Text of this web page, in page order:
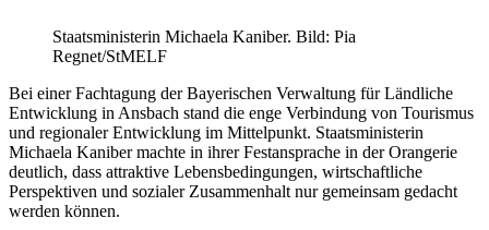
Staatsministerin Michaela Kaniber. Bild: Pia
Regnet/StMELF
Bei einer Fachtagung der Bayerischen Verwaltung für Ländliche
Entwicklung in Ansbach stand die enge Verbindung von Tourismus
und regionaler Entwicklung im Mittelpunkt. Staatsministerin
Michaela Kaniber machte in ihrer Festansprache in der Orangerie
deutlich, dass attraktive Lebensbedingungen, wirtschaftliche
Perspektiven und sozialer Zusammenhalt nur gemeinsam gedacht
werden können.